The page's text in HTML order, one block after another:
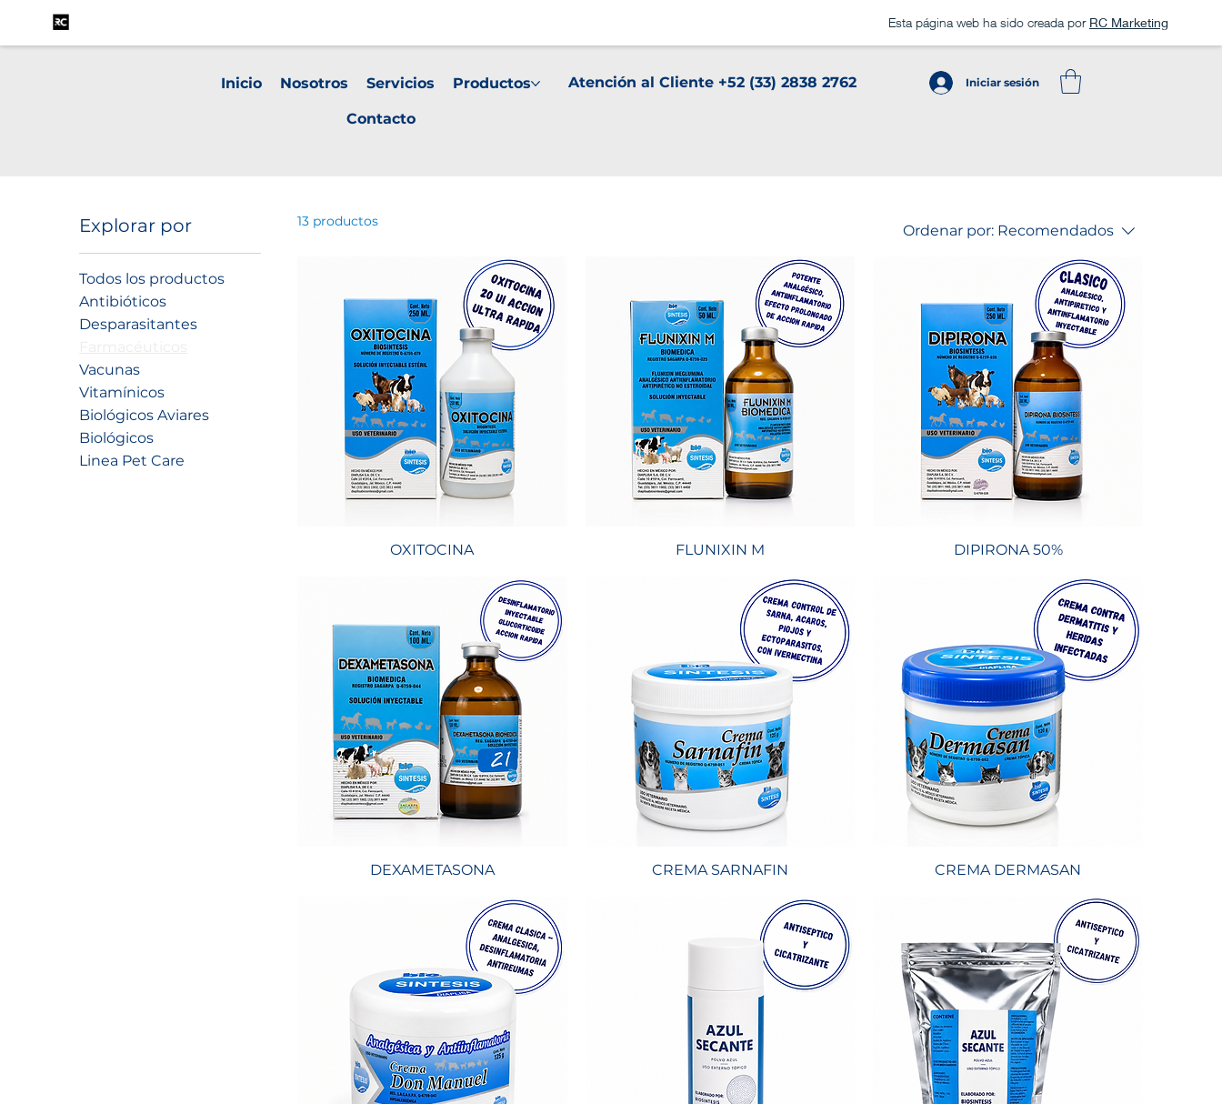
Esta página web ha sido creada por RC Marketing
Inicio Nosotros Servicios Productos
Contacto
Atención al Cliente +52 (33) 2838 2762 Iniciar sesión
Explorar por
Todos los productos
Antibióticos
Desparasitantes
Vacunas
Vitamínicos
Biológicos Aviares
Biológicos
Linea Pet Care
13 productos
Ordenar por: Recomendados
OXITOCINA FLUNIXIN M DIPIRONA 50%
DEXAMETASONA CREMA SARNAFIN CREMA DERMASAN